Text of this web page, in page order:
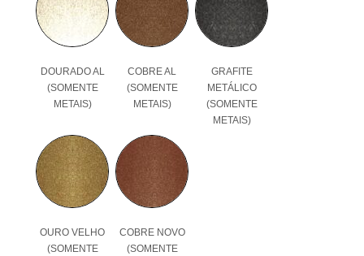
DOURADO AL
(SOMENTE
METAIS)
COBRE AL
(SOMENTE
METAIS)
GRAFITE
METÁLICO
(SOMENTE
METAIS)
OURO VELHO
(SOMENTE
COBRE NOVO
(SOMENTE